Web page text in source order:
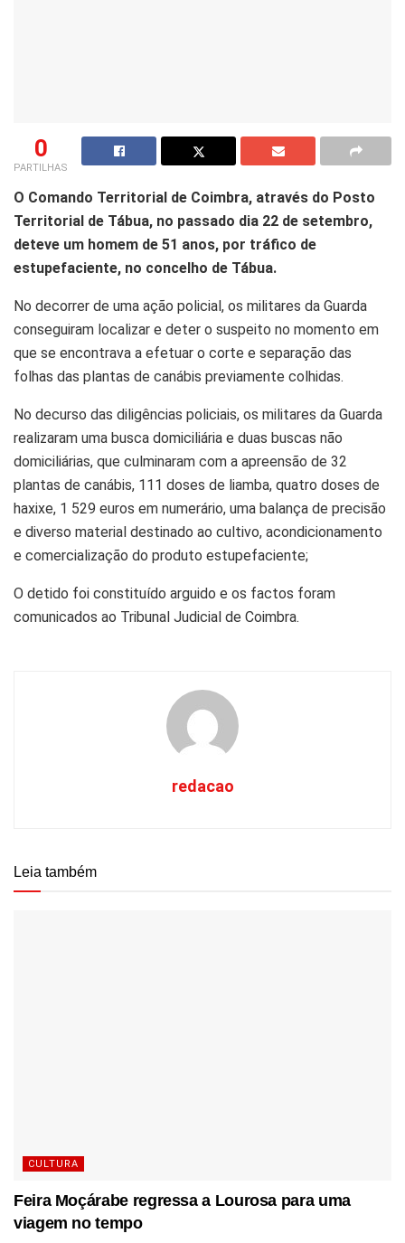
0
PARTILHAS
O Comando Territorial de Coimbra, através do Posto
Territorial de Tábua, no passado dia 22 de setembro,
deteve um homem de 51 anos, por tráfico de
estupefaciente, no concelho de Tábua.
No decorrer de uma ação policial, os militares da Guarda
conseguiram localizar e deter o suspeito no momento em
que se encontrava a efetuar o corte e separação das
folhas das plantas de canábis previamente colhidas.
No decurso das diligências policiais, os militares da Guarda
realizaram uma busca domiciliária e duas buscas não
domiciliárias, que culminaram com a apreensão de 32
plantas de canábis, 111 doses de liamba, quatro doses de
haxixe, 1 529 euros em numerário, uma balança de precisão
e diverso material destinado ao cultivo, acondicionamento
e comercialização do produto estupefaciente;
O detido foi constituído arguido e os factos foram
comunicados ao Tribunal Judicial de Coimbra.
redacao
Leia também
CULTURA
Feira Moçárabe regressa a Lourosa para uma
viagem no tempo